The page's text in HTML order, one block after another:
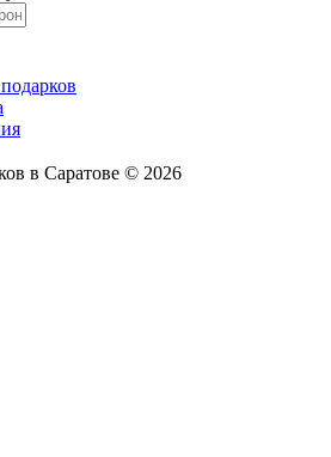
в Саратове © 2026